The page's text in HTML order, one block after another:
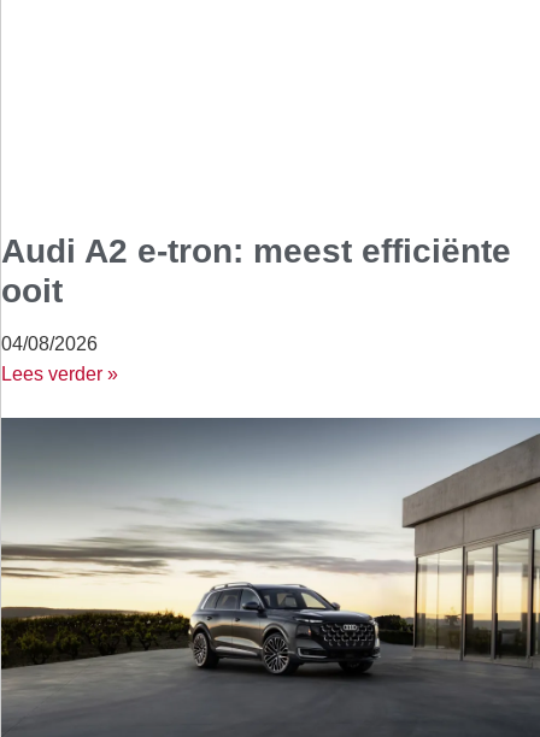
Audi A2 e-tron: meest efficiënte
ooit
04/08/2026
Lees verder »